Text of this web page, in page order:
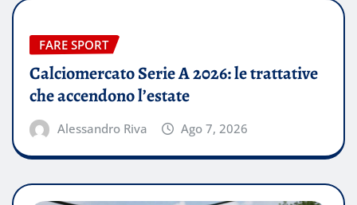
FARE SPORT
Calciomercato Serie A 2026: le trattative
che accendono l’estate
Alessandro Riva Ago 7, 2026